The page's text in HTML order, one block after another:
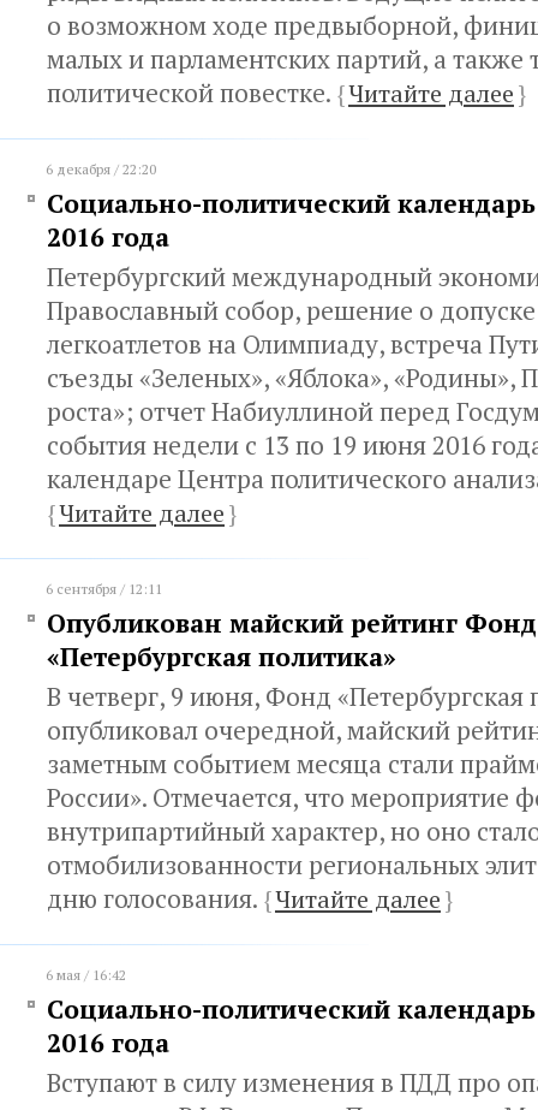
о возможном ходе предвыборной,
малых и парламентских партий, а также
политической повестке. {Читайте далее}
6 декабря / 22:20
Социально-политический
2016 года
Петербургский международный
Православный собор, решение о
легкоатлетов на Олимпиаду, встреча
съезды «Зеленых», «Яблока»,
роста»; отчет Набиуллиной перед
события недели с 13 по 19 июня 2016
календаре Центра политического
{Читайте далее}
6 сентября / 12:11
Опубликован майский рейтинг
«Петербургская политика»
В четверг, 9 июня, Фонд «Петербургская
опубликовал очередной, майский
заметным событием месяца стали
России». Отмечается, что мероприятие
внутрипартийный характер, но оно
отмобилизованности региональных
дню голосования. {Читайте далее}
6 мая / 16:42
Социально-политический
2016 года
Вступают в силу изменения в ПДД про